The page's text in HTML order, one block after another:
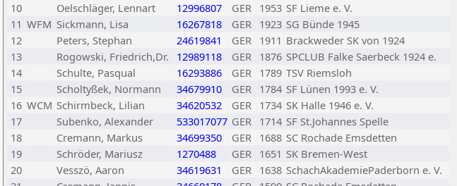
10
Oelschläger, Lennart 12996807 GER 1953 SF Lieme e. V.
11 WFM Sickmann, Lisa 16267818 GER 1923 SG Bünde 1945
12
Peters, Stephan 24619841 GER 1911 Brackweder SK von 1924
13
Rogowski, Friedrich,Dr. 12989118 GER 1876 SPCLUB Falke Saerbeck 1924 e.
14
Schulte, Pasqual 16293886 GER 1789 TSV Riemsloh
15
Scholtyßek, Normann 34679910 GER 1784 SF Lünen 1993 e. V.
16 WCM Schirmbeck, Lilian 34620532 GER 1734 SK Halle 1946 e. V.
17
Subenko, Alexander 533017077 GER 1714 SF St.Johannes Spelle
18
Cremann, Markus 34699350 GER 1688 SC Rochade Emsdetten
19
Schröder, Mariusz 1270488 GER 1651 SK Bremen-West
20
Vesszö, Aaron 34619631 GER 1638 SchachAkademiePaderborn e. V.